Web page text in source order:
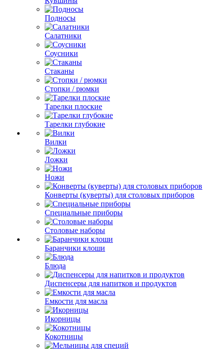
Подносы
Салатники
Соусники
Стаканы
Стопки / рюмки
Тарелки плоские
Тарелки глубокие
Вилки
Ложки
Ножи
Конверты (куверты) для столовых приборов
Специальные приборы
Столовые наборы
Баранчики клоши
Блюда
Диспенсеры для напитков и продуктов
Емкости для масла
Икорницы
Кокотницы